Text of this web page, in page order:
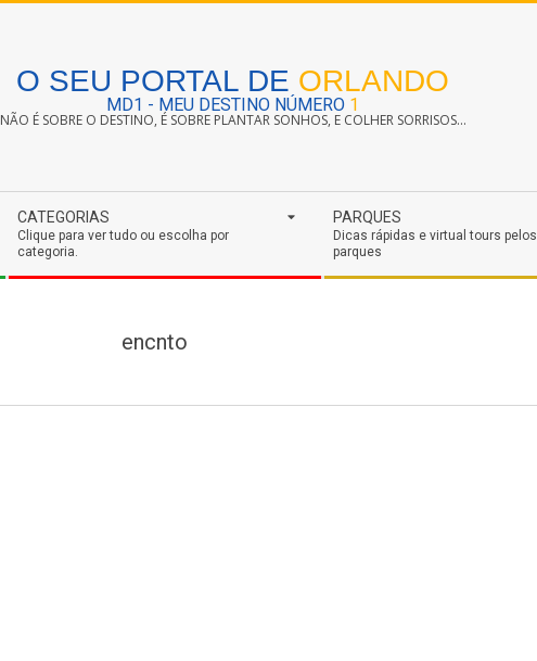
O SEU PORTAL DE ORLANDO
MD1 - MEU DESTINO NÚMERO 1
NÃO É SOBRE O DESTINO, É SOBRE PLANTAR SONHOS, E COLHER SORRISOS...
CATEGORIAS
Clique para ver tudo ou escolha por
categoria.
PARQUES
Dicas rápidas e virtual tours pelos
parques
encnto